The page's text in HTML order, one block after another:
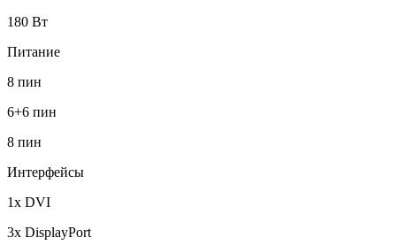
180 Вт
Питание
8 пин
6+6 пин
8 пин
Интерфейсы
1x DVI
3x DisplayPort